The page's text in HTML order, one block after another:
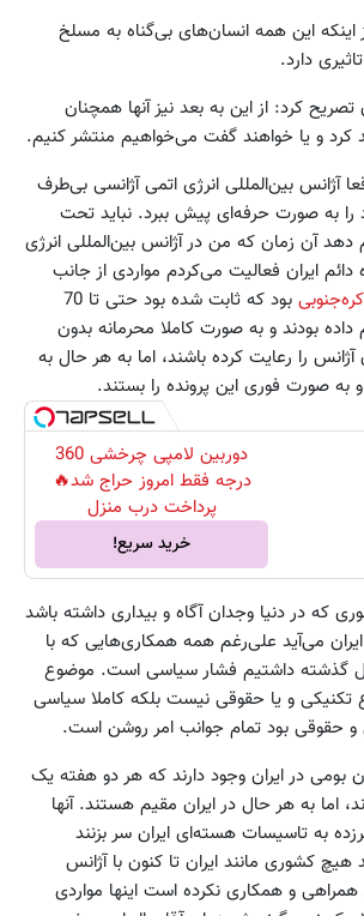
این همه انسان‌های بی‌گناه به مسلخ
دارد.
کرد: از این به بعد نیز آنها همچنان
کرد و یا خواهند گفت می‌خواهیم منتشر کنیم.
آژانس بین‌المللی انرژی اتمی آژانسی بی‌طرف
را به صورت حرفه‌ای پیش ببرد. نباید تحت
دهد آن زمان که من در آژانس بین‌المللی انرژی
دائم ایران فعالیت می‌کردم مواردی از جانب
کره‌جنوبی
بود که ثابت شده بود حتی تا 70
بودند و به صورت کاملا محرمانه بدون
را رعایت کرده باشند، اما به هر حال به
صورت فوری این پرونده را بستند.
دوربین لامپی چرخشی 360
درجه فقط امروز حراج شد🔥
پرداخت درب منزل
خرید سریع!
در دنیا وجدان آگاه و بیداری داشته باشد
می‌آید علی‌رغم همه همکاری‌هایی که با
در طول 10 سال گذشته داشتیم فشار سیاسی است. موضوع
تکنیکی و یا حقوقی نیست بلکه کاملا سیاسی
و حقوقی بود تمام جوانب امر روشن است.
بومی در ایران وجود دارند که هر دو هفته یک
اما به هر حال در ایران مقیم هستند. آنها
به تاسیسات هسته‌ای ایران سر بزنند
هیچ کشوری مانند ایران تا کنون با آژانس
همراهی و همکاری نکرده است اینها مواردی